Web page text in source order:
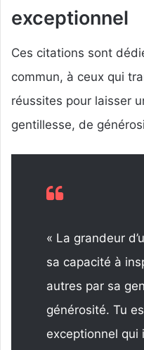
exceptionnel
Ces citations sont
commun, à ceux qui
réussites pour laisser
gentillesse, de
« La grandeur
sa capacité à
autres par sa
générosité. Tu
exceptionnel qui